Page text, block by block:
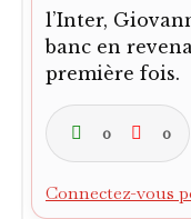
l’Inter,
banc en
première fois.
0 0
Connectez-vous